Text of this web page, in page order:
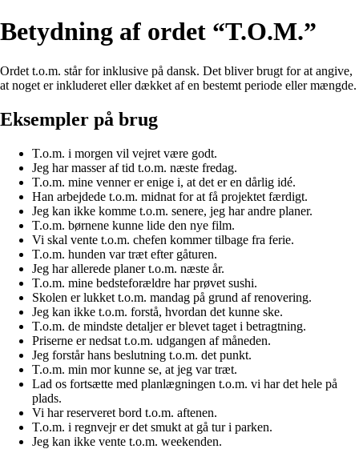
Betydning af ordet “T.O.M.”
Ordet t.o.m. står for inklusive på dansk. Det bliver brugt for at angive,
at noget er inkluderet eller dækket af en bestemt periode eller mængde.
Eksempler på brug
T.o.m. i morgen vil vejret være godt.
Jeg har masser af tid t.o.m. næste fredag.
T.o.m. mine venner er enige i, at det er en dårlig idé.
Han arbejdede t.o.m. midnat for at få projektet færdigt.
Jeg kan ikke komme t.o.m. senere, jeg har andre planer.
T.o.m. børnene kunne lide den nye film.
Vi skal vente t.o.m. chefen kommer tilbage fra ferie.
T.o.m. hunden var træt efter gåturen.
Jeg har allerede planer t.o.m. næste år.
T.o.m. mine bedsteforældre har prøvet sushi.
Skolen er lukket t.o.m. mandag på grund af renovering.
Jeg kan ikke t.o.m. forstå, hvordan det kunne ske.
T.o.m. de mindste detaljer er blevet taget i betragtning.
Priserne er nedsat t.o.m. udgangen af måneden.
Jeg forstår hans beslutning t.o.m. det punkt.
T.o.m. min mor kunne se, at jeg var træt.
Lad os fortsætte med planlægningen t.o.m. vi har det hele på
plads.
Vi har reserveret bord t.o.m. aftenen.
T.o.m. i regnvejr er det smukt at gå tur i parken.
Jeg kan ikke vente t.o.m. weekenden.